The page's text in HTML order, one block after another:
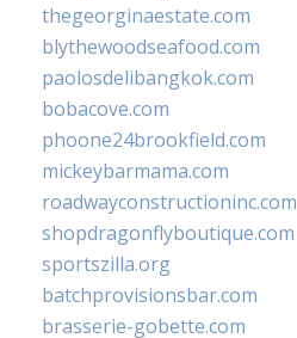
thegeorginaestate.com
blythewoodseafood.com
paolosdelibangkok.com
bobacove.com
phoone24brookfield.com
mickeybarmama.com
roadwayconstructioninc.com
shopdragonflyboutique.com
sportszilla.org
batchprovisionsbar.com
brasserie-gobette.com